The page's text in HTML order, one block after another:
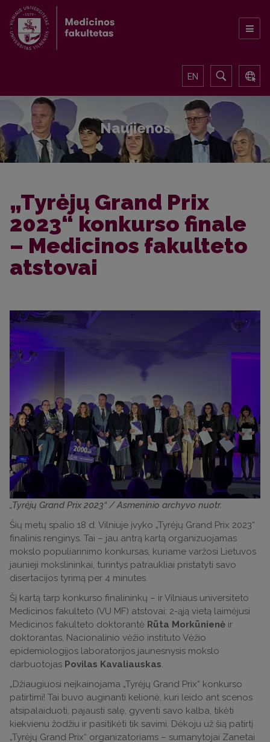
EN
Naujienos
„Tyrėjų Grand Prix
2023“ konkurso finale
– Medicinos fakulteto
atstovai
„Tyrėjų Grand Prix 2023“ / Asmeninio archyvo nuotr.
Šių metų spalio 18 d. Vilniuje įvyko „Tyrėjų Grand Prix 2023“
finalinis renginys. Tai – jau antrą kartą organizuojamas
mokslo populiarinimo konkursas, kuriame varžosi Lietuvos
jaunieji mokslininkai, turintys patraukliai pristatyti savo
disertacijos tyrimą per 4 minutes.
Šį kartą tarp konkurso finalininkų – ir Vilniaus universiteto
Medicinos fakulteto (VU MF) atstovai: 2-ąją vietą laimėjusi
Medicinos fakulteto doktorantė Rūta Morkūnienė ir
doktorantas, Nacionalinio vėžio instituto Vėžio
epidemiologijos laboratorijos jaunesnysis mokslo
darbuotojas Povilas Kavaliauskas.
„Džiaugiuosi neįkainojama „Tyrėjų Grand Prix“ konkurso
patirtimi! Tai buvo auginanti kelionė, kuri leido ant scenos
atsipalaiduoti, pajausti salę, gyventi savo kalba, tikėti
kiekvienu žodžiu ir pasitikėti tik savimi. Dėkoju už šią patirtį
„Tyrėjų Grand Prix“ organizatoriams – sumanytojai Zanetai